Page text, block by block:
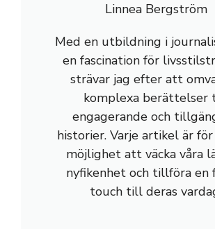
Linnea Bergström
Med en utbildning i
en fascination för
strävar jag efter att
komplexa berättelser
engagerande och
historier. Varje artikel är
möjlighet att väcka våra
nyfikenhet och tillföra en
touch till deras